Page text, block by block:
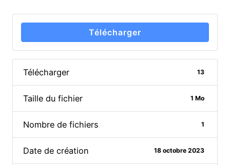
Télécharger
Télécharger 13
Taille du fichier 1 Mo
Nombre de fichiers 1
Date de création 18 octobre 2023